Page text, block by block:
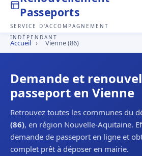
Passeports
SERVICE D'ACCOMPAGNEMENT
INDÉPENDANT
Accueil › Vienne (86)
Demande et
passeport en Vienne
Retrouvez toutes les communes du
(86), en région Nouvelle-Aquitaine.
demande de passeport en ligne et
complet prêt à déposer en mairie.